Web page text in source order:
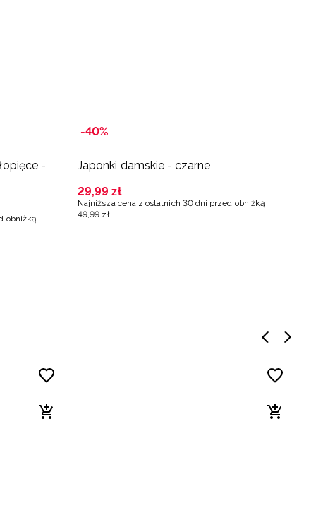
-
obniżką
-40%
Japonki damskie - czarne
29,99 zł
Najniższa cena z ostatnich 30 dni przed obniżką
49,99 zł